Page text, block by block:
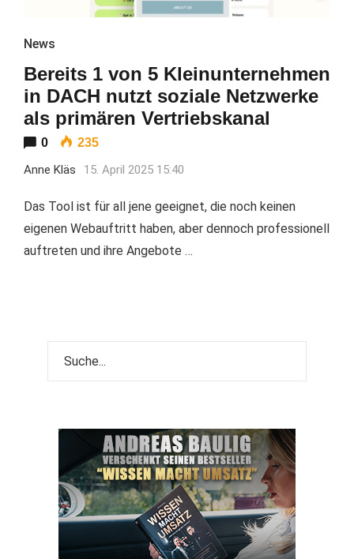
News
Bereits 1 von 5 Kleinunternehmen
in DACH nutzt soziale Netzwerke
als primären Vertriebskanal
0 235
Anne Kläs 15. April 2025 15:40
Das Tool ist für all jene geeignet, die noch keinen
eigenen Webauftritt haben, aber dennoch professionell
auftreten und ihre Angebote …